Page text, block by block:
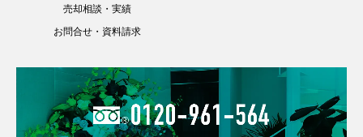
売却相談・実績
お問合せ・資料請求